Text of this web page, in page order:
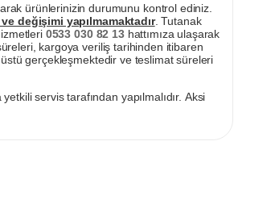
ürünlerinizin durumunu kontrol ediniz.
değişimi yapılmamaktadır. Tutanak
0533 030 82 13hattımıza ulaşarak
kargoya veriliş tarihinden itibaren
gerçekleşmektedir ve teslimat süreleri
servis tarafından yapılmalıdır. Aksi